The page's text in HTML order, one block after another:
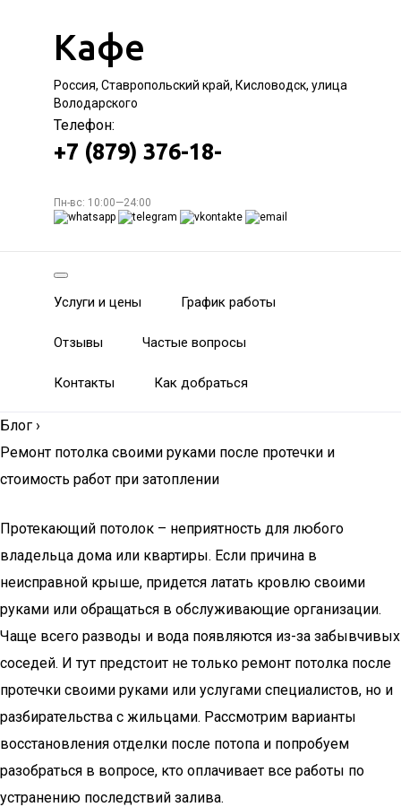
Кафе
Россия, Ставропольский край, Кисловодск, улица
Володарского
Телефон:
+7 (879) 376-18-
Пн-вс: 10:00—24:00
Услуги и цены График работы
Отзывы Частые вопросы
Контакты Как добраться
Блог ›
Ремонт потолка своими руками после протечки и
стоимость работ при затоплении
Протекающий потолок – неприятность для любого
владельца дома или квартиры. Если причина в
неисправной крыше, придется латать кровлю своими
руками или обращаться в обслуживающие организации.
Чаще всего разводы и вода появляются из-за забывчивых
соседей. И тут предстоит не только ремонт потолка после
протечки своими руками или услугами специалистов, но и
разбирательства с жильцами. Рассмотрим варианты
восстановления отделки после потопа и попробуем
разобраться в вопросе, кто оплачивает все работы по
устранению последствий залива.